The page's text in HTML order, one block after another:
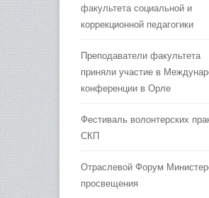
факультета социальной и
коррекционной педагогики
Преподаватели факультета
приняли участие в
конференции в Орле
Фестиваль волонтерских
СКП
Отраслевой Форум
просвещения